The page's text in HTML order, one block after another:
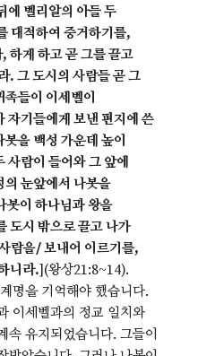
에 벨리알의 아들 두
대적하여 증거하기를,
하게 하고 곧 그를 끌고
. 그 도시의 사람들 곧 그
들이 이세벨이
자기들에게 보낸 편지에 쓴
을 백성 가운데 높이
사람이 들어와 그 앞에
의 눈앞에서 나봇을
봇이 하나님과 왕을
도시 밖으로 끌고 나가
람을/ 보내어 이르기를,
니라.](왕상21:8~14).
명을 기억해야 했습니다.
이세벨과의 정교 일치와
속 유지되었습니다. 그들이